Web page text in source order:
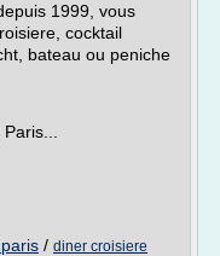
1999, vous
cocktail
bateau ou peniche
/ diner croisiere